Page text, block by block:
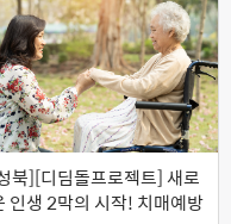
북][디딤돌프로젝트] 새로
인생 2막의 시작! 치매예방